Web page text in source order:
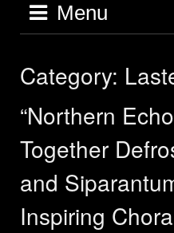
Menu
Category:
“Northern
Together
and
Inspiring